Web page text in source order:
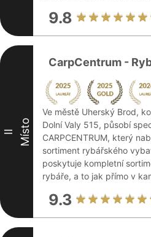
9.8
II Místo
CarpCentrum -
Ve městě Uherský Brod,
Dolní Valy 515, působí
CARPCENTRUM, který
sortiment rybářského
poskytuje kompletní
rybáře, a to jak přímo v
9.3